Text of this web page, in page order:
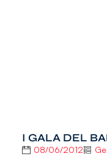
I GALA DEL
08/06/2012